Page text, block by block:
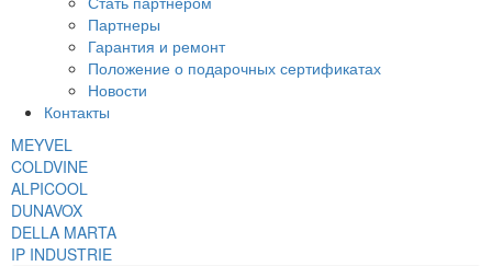
Партнеры
Гарантия и ремонт
Положение о подарочных сертификатах
Новости
Контакты
MEYVEL
COLDVINE
ALPICOOL
DUNAVOX
DELLA MARTA
IP INDUSTRIE